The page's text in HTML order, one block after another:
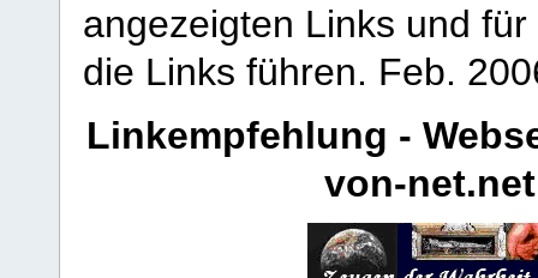
angezeigten Links und
die Links führen. Feb.
Linkempfehlung -
von-net.net